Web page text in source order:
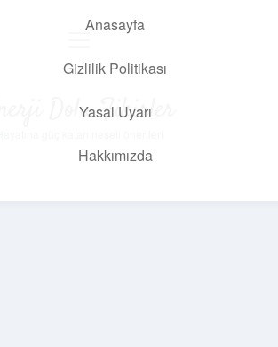
Anasayfa
Gizlilik Politikası
Yasal Uyarı
Hakkımızda
Enerji Dolu Fikirler